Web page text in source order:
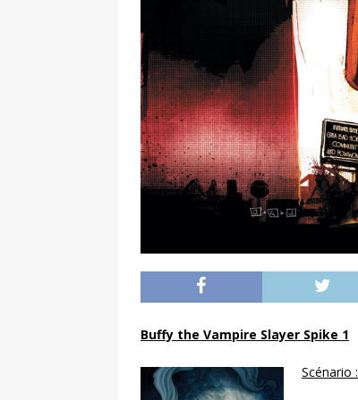
Buffy the Vampire Slayer Spike 1
Scénario :